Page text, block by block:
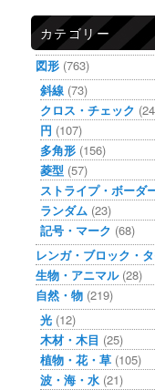
カテゴリー
図形 (763)
斜線 (73)
クロス・チェック
円 (107)
多角形 (156)
菱型 (57)
ストライプ・ボーダ
ランダム (23)
記号・マーク (68)
レンガ・ブロック・
生物・アニマル(28)
自然・物 (219)
光 (12)
木材・木目 (25)
植物・花・草 (105)
波・海・水 (21)